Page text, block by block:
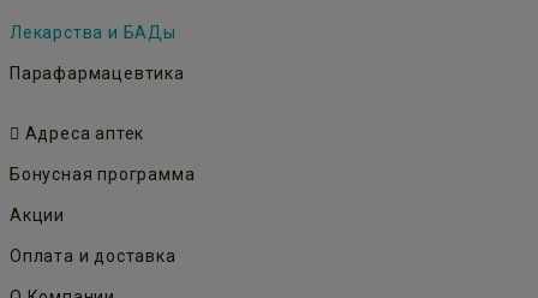
Лекарства и БАДы
Парафармацевтика
Адреса аптек
Бонусная программа
Акции
Оплата и доставка